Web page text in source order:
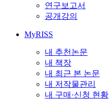
연구보고서
공개강의
MyRISS
내 추천논문
내 책장
내 최근 본 논문
내 저작물관리
내 구매·신청 현황